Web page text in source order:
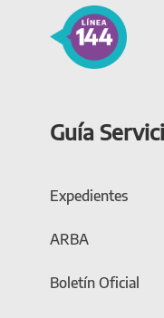
Guía
Expedientes
ARBA
Boletín Oficial